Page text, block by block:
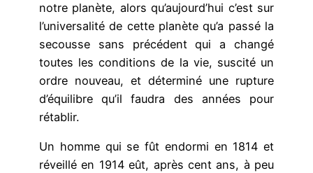
notre planète, alors qu’aujourd’hui c’est sur
l’universalité de cette planète qu’a passé la
secousse sans précédent qui a changé
toutes les conditions de la vie, suscité un
ordre nouveau, et déterminé une rupture
d’équilibre qu’il faudra des années pour
rétablir.
Un homme qui se fût endormi en 1814 et
réveillé en 1914 eût, après cent ans, à peu